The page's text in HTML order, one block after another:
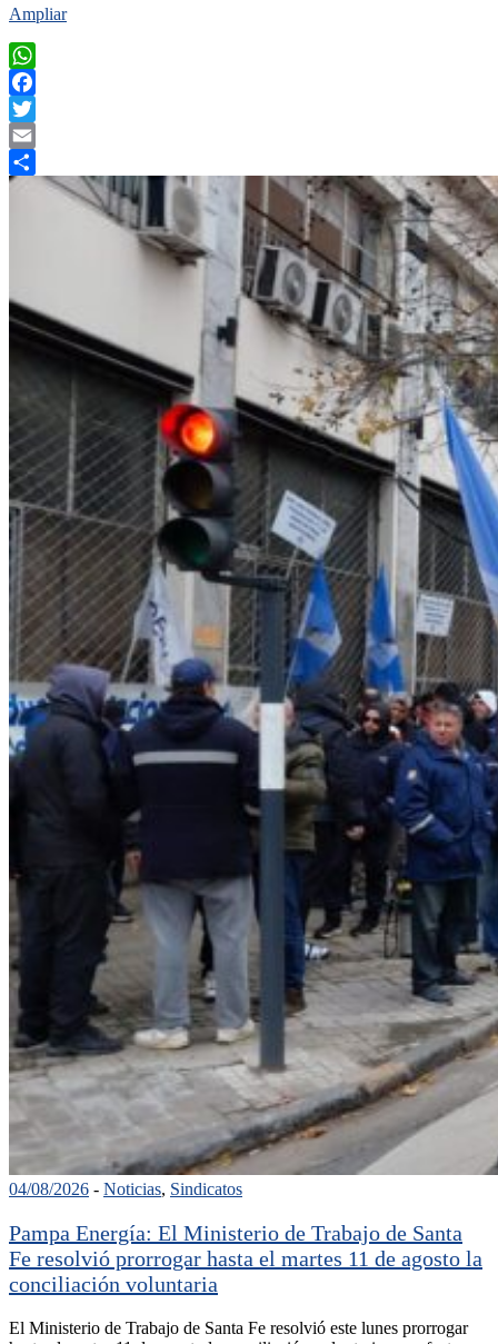
Ampliar
WhatsApp
Facebook
Twitter
Email
Compartir
04/08/2026 - Noticias, Sindicatos
Pampa Energía: El Ministerio de Trabajo de Santa
Fe resolvió prorrogar hasta el martes 11 de agosto la
conciliación voluntaria
El Ministerio de Trabajo de Santa Fe resolvió este lunes prorrogar